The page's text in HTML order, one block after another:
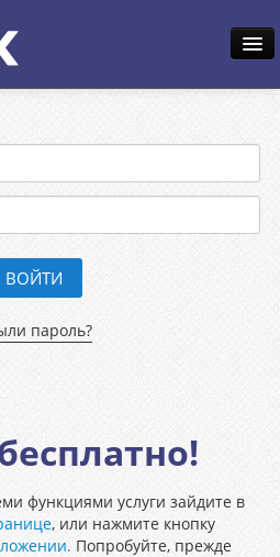
пароль?
функциями услуги зайдите в
, или нажмите кнопку
Попробуйте, прежде